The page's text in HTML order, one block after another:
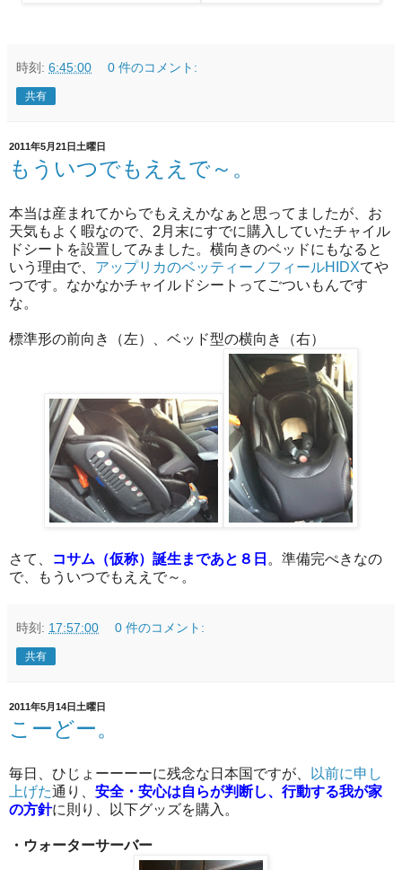
時刻: 6:45:00 0 件のコメント:
共有
2011年5月21日土曜日
もういつでもええで～。
本当は産まれてからでもええかなぁと思ってましたが、お
天気もよく暇なので、2月末にすでに購入していたチャイル
ドシートを設置してみました。横向きのベッドにもなると
いう理由で、 アップリカのベッティーノフィールHIDXてや
つです。なかなかチャイルドシートってごついもんです
な。
標準形の前向き（左）、ベッド型の横向き（右）
さて、 コサム（仮称）誕生まであと８日 。準備完ぺきなの
で、もういつでもええで～。
時刻: 17:57:00 0 件のコメント:
共有
2011年5月14日土曜日
こーどー。
毎日、ひじょーーーーに残念な日本国ですが、
以前に申し
上げた通り、 安全・安心は自らが判断し、行動する我が家
の方針に則り、以下グッズを購入。
・ウォーターサーバー